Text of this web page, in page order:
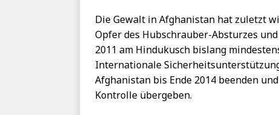
Die Gewalt in Afghanistan hat zuletzt
Opfer des Hubschrauber-Absturzes
2011 am Hindukusch bislang
Internationale
Afghanistan bis Ende 2014 beenden
Kontrolle übergeben.